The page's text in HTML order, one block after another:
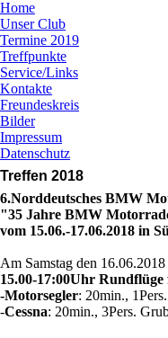
Home
Unser Club
Termine 2019
Treffpunkte
Service/Links
Kontakte
Freundeskreis
Bilder
Impressum
Datenschutz
Treffen 2018
6.Norddeutsches
"35 Jahre BMW
vom 15.06.-17.06.2018 in
Am Samstag den
15.00-17:00Uhr
-Motorsegler: 20min.,
-Cessna: 20min., 3Pers.